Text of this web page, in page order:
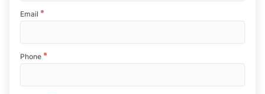
Email
Phone